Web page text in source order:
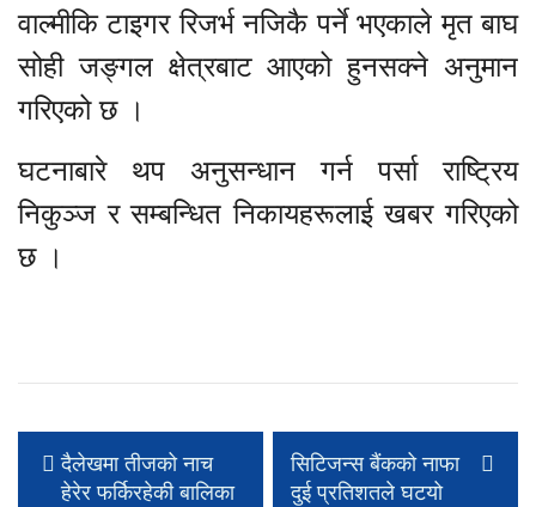
वाल्मीकि टाइगर रिजर्भ नजिकै पर्ने भएकाले मृत बाघ
सोही जङ्गल क्षेत्रबाट आएको हुनसक्ने अनुमान
गरिएको छ ।
घटनाबारे थप अनुसन्धान गर्न पर्सा राष्ट्रिय
निकुञ्ज र सम्बन्धित निकायहरूलाई खबर गरिएको
छ ।
दैलेखमा तीजको नाच
हेरेर फर्किरहेकी बालिका
सिटिजन्स बैंकको नाफा
दुई प्रतिशतले घटयो